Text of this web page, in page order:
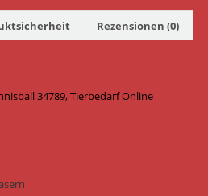
Rezensionen (0)
34789, Tierbedarf Online